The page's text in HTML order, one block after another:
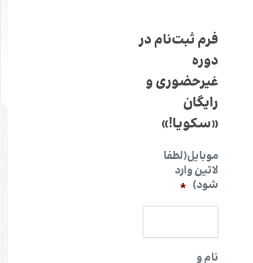
فرم ثبت‌نام در
دوره
غیرحضوری و
رایگان
«سکویا!»
موبایل(لطفا
لاتین وارد
شود) *
نام و